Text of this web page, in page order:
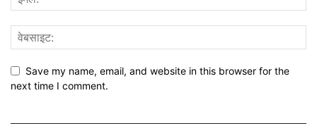
Save my name, email, and website in this browser for the
next time I comment.